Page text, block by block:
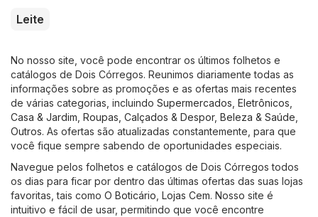
Leite
No nosso site, você pode encontrar os últimos folhetos e
catálogos de Dois Córregos. Reunimos diariamente todas as
informações sobre as promoções e as ofertas mais recentes
de várias categorias, incluindo Supermercados Eletrônicos
Casa & Jardim Roupas, Calçados & Despor, Beleza & Saúde
Outros. As ofertas são atualizadas constantemente, para que
você fique sempre sabendo de oportunidades especiais.
Navegue pelos folhetos e catálogos de Dois Córregos todos
os dias para ficar por dentro das últimas ofertas das suas lojas
favoritas, tais como O Boticário Lojas Cem. Nosso site é
intuitivo e fácil de usar, permitindo que você encontre